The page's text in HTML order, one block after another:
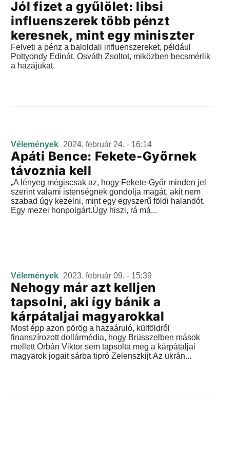
Jól fizet a gyűlölet: libsi
influenszerek több pénzt
keresnek, mint egy miniszter
Felveti a pénz a baloldali influenszereket, például
Pottyondy Edinát, Osváth Zsoltot, miközben becsmérlik
a hazájukat.
Vélemények 2024. február 24. - 16:14
Apáti Bence: Fekete-Győrnek
távoznia kell
„A lényeg mégiscsak az, hogy Fekete-Győr minden jel
szerint valami istenségnek gondolja magát, akit nem
szabad úgy kezelni, mint egy egyszerű földi halandót.
Egy mezei honpolgárt.Úgy hiszi, rá má...
Vélemények 2023. február 09. - 15:39
Nehogy már azt kelljen
tapsolni, aki így bánik a
kárpátaljai magyarokkal
Most épp azon pörög a hazaáruló, külföldről
finanszírozott dollármédia, hogy Brüsszelben mások
mellett Orbán Viktor sem tapsolta meg a kárpátaljai
magyarok jogait sárba tipró Zelenszkijt.Az ukrán...